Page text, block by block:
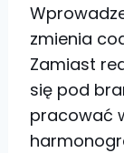
zmienia
Zamiast
się pod
pracować